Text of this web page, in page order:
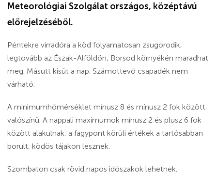
Meteorológiai Szolgálat országos, középtávú
előrejelzéséből.
Péntekre virradóra a köd folyamatosan zsugorodik,
legtovább az Észak-Alföldön, Borsod környékén maradhat
meg. Másutt kisüt a nap. Számottevő csapadék nem
várható.
A minimumhőmérséklet mínusz 8 és mínusz 2 fok között
valószínű. A nappali maximumok mínusz 2 és plusz 6 fok
között alakulnak, a fagypont körüli értékek a tartósabban
borult, ködös tájakon lesznek.
Szombaton csak rövid napos időszakok lehetnek.